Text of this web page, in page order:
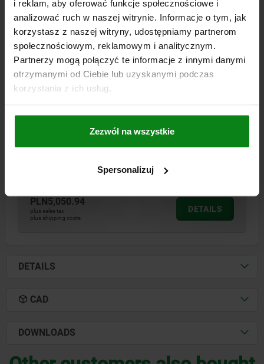
i reklam, aby oferować funkcje społecznościowe i
analizować ruch w naszej witrynie. Informacje o tym, jak
korzystasz z naszej witryny, udostępniamy partnerom
społecznościowym, reklamowym i analitycznym.
Partnerzy mogą połączyć te informacje z innymi danymi
otrzymanymi od Ciebie lub uzyskanymi podczas
korzystania z ich usług.
Zezwól na wszystkie
Spersonalizuj
01150 C
SUBPLATE TYPE C 500X50 GREY CAST IRON
01150-00811
PLN5,050.94
plus sales tax
plus shipping costs
DETAILS
DETAILS
CAD
DOWNLOADS